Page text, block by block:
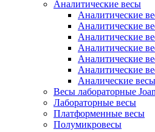
Аналитические весы
Аналитические
Аналитические
Аналитические
Аналитические
Аналитические
Аналитические
Аналические
Весы лабораторные
Лабораторные весы
Платформенные весы
Полумикровесы